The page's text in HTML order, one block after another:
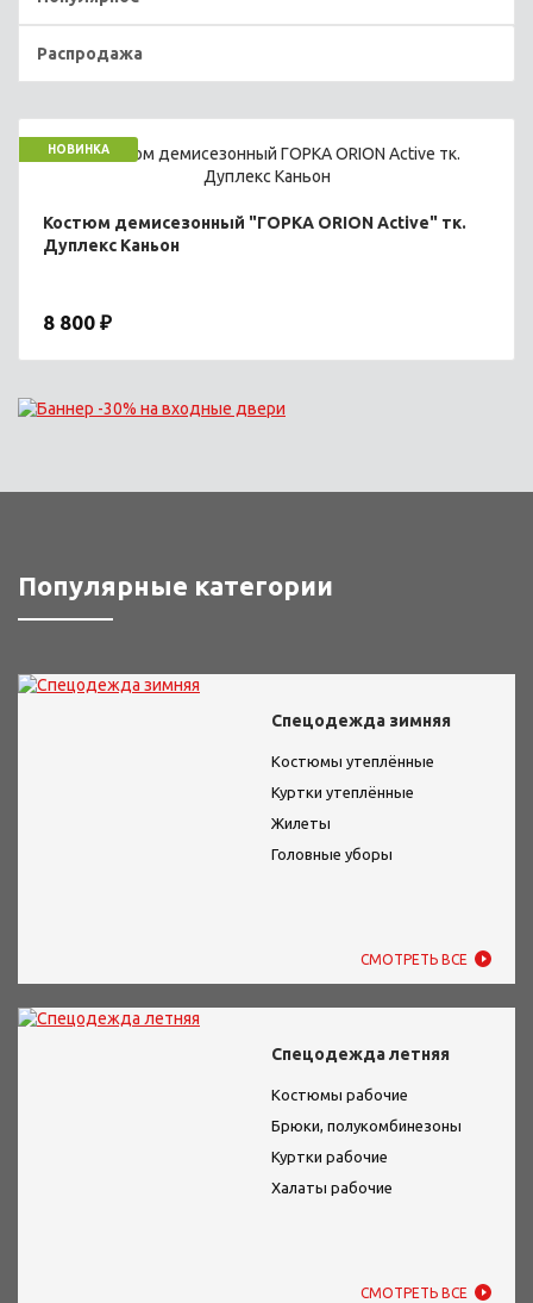
Распродажа
НОВИНКА
Костюм демисезонный "ГОРКА ORION Active" тк.
Дуплекс Каньон
8 800 ₽
Популярные категории
Спецодежда зимняя
Костюмы утеплённые
Куртки утеплённые
Жилеты
Головные уборы
СМОТРЕТЬ ВСЕ
Спецодежда летняя
Костюмы рабочие
Брюки, полукомбинезоны
Куртки рабочие
Халаты рабочие
СМОТРЕТЬ ВСЕ